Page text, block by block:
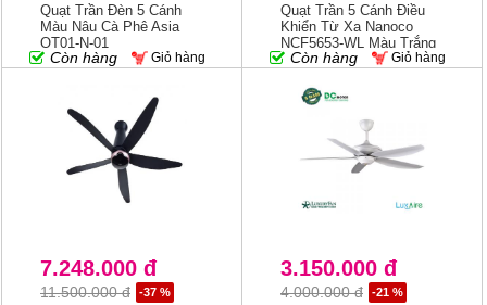
Quạt Trần Đèn 5 Cánh
Màu Nâu Cà Phê Asia
QT01-N-01
Còn hàng Giỏ hàng
Quạt Trần 5 Cánh Điều
Khiển Từ Xa Nanoco
NCF5653-WL Màu Trắng
Còn hàng Giỏ hàng
7.248.000 đ
11.500.000 đ -37 %
3.150.000 đ
4.000.000 đ -21 %